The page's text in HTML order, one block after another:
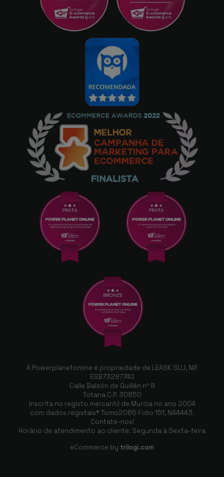
A Powerplanetonline é propriedade de LEASK SLU, NIF
ESB73287740
Calle Balsón de Guillén nº 8
Totana C.P. 30850
Inscrita no registo mercantil de Murcia no ano 2004
com dados registais* Tomo2065 Folio 151, N44443.
Contate-nos!
Horário de atendimento ao cliente: Segunda à Sexta-feira
eCommerce by trilogi.com